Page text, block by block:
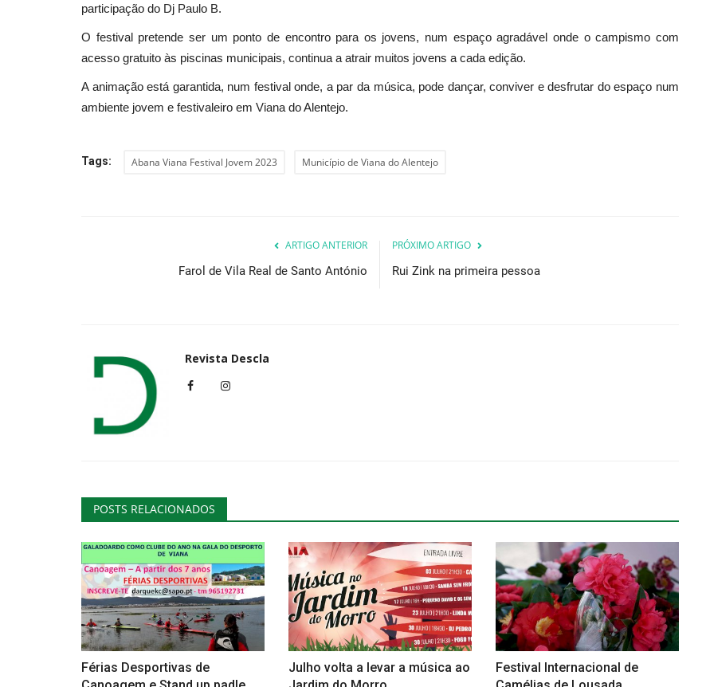
participação do Dj Paulo B.
O festival pretende ser um ponto de encontro para os jovens, num espaço agradável onde o campismo com
acesso gratuito às piscinas municipais, continua a atrair muitos jovens a cada edição.
A animação está garantida, num festival onde, a par da música, pode dançar, conviver e desfrutar do espaço num
ambiente jovem e festivaleiro em Viana do Alentejo.
Tags: Abana Viana Festival Jovem 2023 Município de Viana do Alentejo
ARTIGO ANTERIOR
Farol de Vila Real de Santo António
PRÓXIMO ARTIGO
Rui Zink na primeira pessoa
Revista Descla
POSTS RELACIONADOS
Férias Desportivas de
Julho volta a levar a música ao
Festival Internacional de
Italiano e francesa vencem terceira
Revista Descla Mai 31, 2023
“Race Nature Albufeira’23” tem já 500